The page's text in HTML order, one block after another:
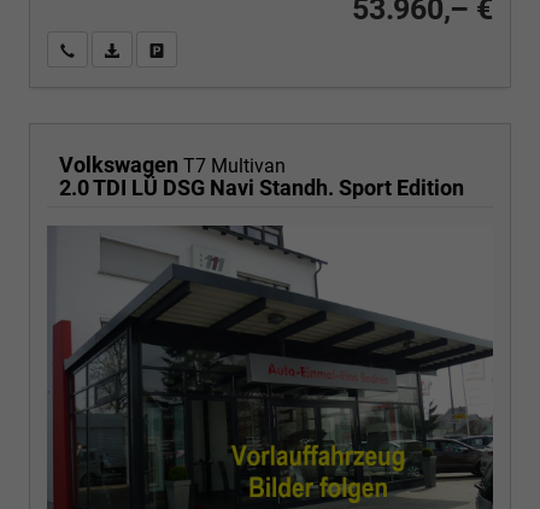
53.960,– €
Wir rufen Sie anPDF-Fahrzeugexposé drucken
Volkswagen T7 Multivan
2.0 TDI LÜ DSG Navi Standh. Sport Edition